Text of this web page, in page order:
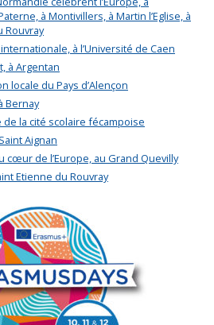
à Montivillers, à Martin l’Eglise, à
Rouvray
à l’Université de Caen
à Argentan
locale du Pays d’Alençon
Bernay
la cité scolaire fécampoise
Aignan
cœur de l’Europe, au Grand Quevilly
Etienne du Rouvray